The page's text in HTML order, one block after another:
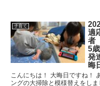
子育て
適
者
5
発
晦
こんにちは！ 大晦日ですね！
ングの大掃除と模様替えをし